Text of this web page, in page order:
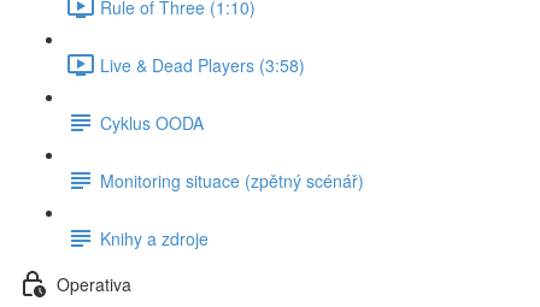
Rule of Three (1:10)
Live & Dead Players (3:58)
Cyklus OODA
Monitoring situace (zpětný scénář)
Knihy a zdroje
Operativa